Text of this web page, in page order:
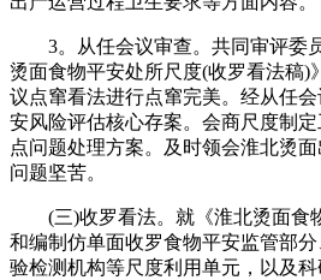
3。从任会议审查。共同审评委
烫面食物平安处所尺度(收罗看法稿)
议点窜看法进行点窜完美。经从任
安风险评估核心存案。会商尺度制
点问题处理方案。及时领会淮北烫
问题坚苦。
(三)收罗看法。就《淮北烫面食物
和编制仿单面收罗食物平安监管部
验检测机构等尺度利用单元，以及